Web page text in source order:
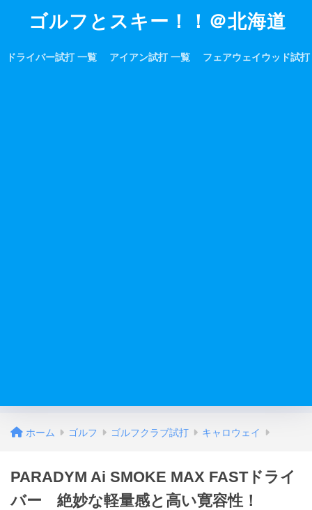
ゴルフとスキー！！＠北海道
ドライバー試打 一覧 アイアン試打 一覧 フェアウェイウッド試
ホーム ゴルフ ゴルフクラブ試打 キャロウェイ
PARADYM Ai SMOKE MAX FASTドライ
バー 絶妙な軽量感と高い寛容性！